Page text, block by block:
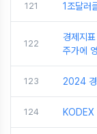
121 1조달러
122
경제지
주가에
123 2024 경
124 KODEX